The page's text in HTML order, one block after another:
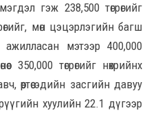
гэж 238,500 төгрөгийг
мөн цэцэрлэгийн багш
мэтээр 400,000
350,000 төгрөгийг нөхрийнхөө
өөртөө эдийн засгийн давуу
хуулийн 22.1 дүгээр